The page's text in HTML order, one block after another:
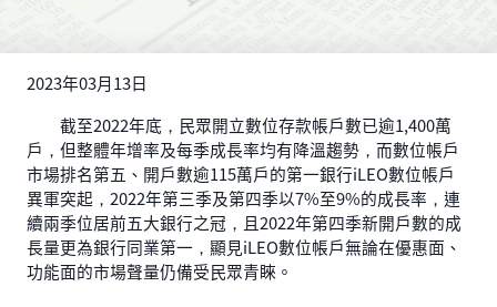
2023年03月13日
截至2022年底，民眾開立數位存款帳戶數已逾1,400萬
戶，但整體年增率及每季成長率均有降溫趨勢，而數位帳戶
市場排名第五、開戶數逾115萬戶的第一銀行iLEO數位帳戶
異軍突起，2022年第三季及第四季以7%至9%的成長率，連
續兩季位居前五大銀行之冠，且2022年第四季新開戶數的成
長量更為銀行同業第一，顯見iLEO數位帳戶無論在優惠面、
功能面的市場聲量仍備受民眾青睞。